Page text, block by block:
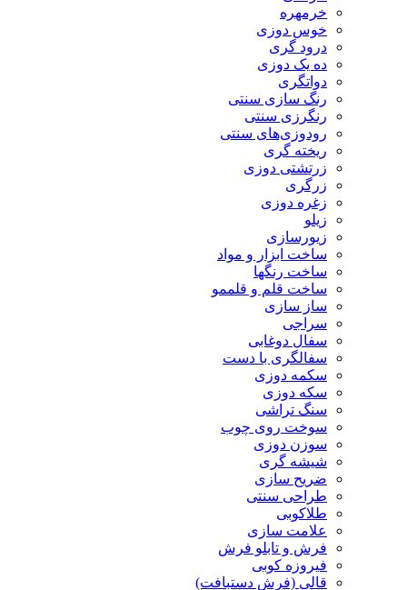
خرمهره
خوس دوزی
درود گری
ده یک دوزی
دواتگری
رنگ سازی سنتی
رنگرزی سنتی
رودوزی‌های سنتی
ریخته گری
زرتشتی دوزی
زرگری
زغره دوزی
زیلو
زیورسازی
ساخت ابزار و مواد
ساخت رنگها
ساخت قلم و قلممو
ساز سازی
سراجی
سفال دوغابی
سفالگری با دست
سکمه دوزی
سکه دوزی
سنگ تراشی
سوخت روی چوب
سوزن دوزی
شیشه گری
ضریح سازی
طراحی سنتی
طلاکوبی
علامت سازی
فرش و تابلو فرش
فیروزه کوبی
قالی (فرش دستبافت)